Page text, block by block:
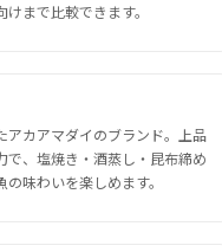
まで比較できます。
アカアマダイのブランド。上品
で、塩焼き・酒蒸し・昆布締め
味わいを楽しめます。